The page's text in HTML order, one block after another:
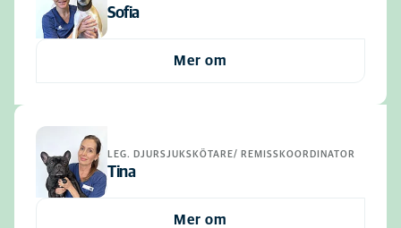
Sofia
Mer om
LEG. DJURSJUKSKÖTARE/ REMISSKOORDINATOR
Tina
Mer om